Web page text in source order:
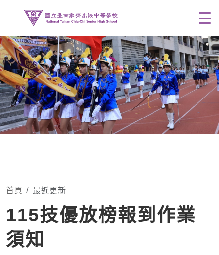
首頁 最近更新
115技優放榜報到作業
須知